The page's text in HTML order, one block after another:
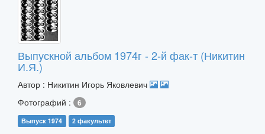
Выпускной альбом 1974г - 2-й фак-т (Никитин
И.Я.)
Автор : Никитин Игорь Яковлевич
Фотографий :
6
Выпуск 1974 2 факультет